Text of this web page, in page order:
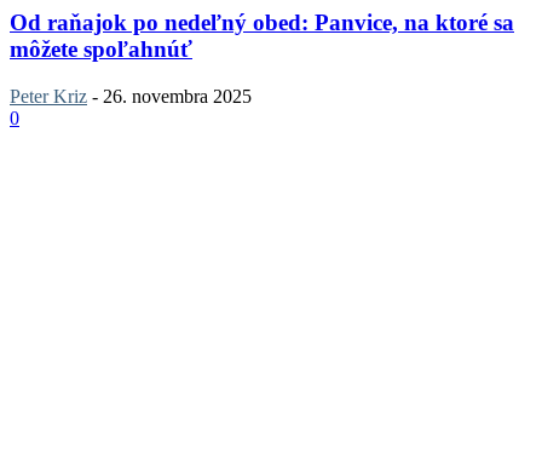
Od raňajok po nedeľný obed: Panvice, na ktoré sa
môžete spoľahnúť
Peter Kriz - 26. novembra 2025
0